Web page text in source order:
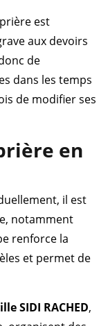
est
aux devoirs
de
dans les temps
de modifier ses
en
il est
notamment
renforce la
et permet de
SIDI RACHED,